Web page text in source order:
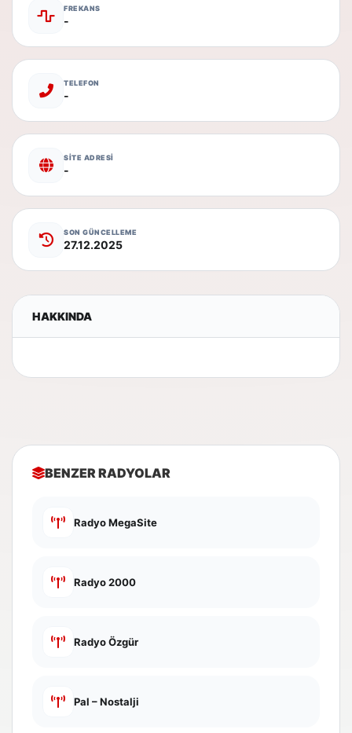
FREKANS
-
TELEFON
-
SİTE ADRESİ
-
SON GÜNCELLEME
27.12.2025
HAKKINDA
BENZER RADYOLAR
Radyo MegaSite
Radyo 2000
Radyo Özgür
Pal – Nostalji